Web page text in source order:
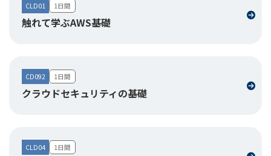
CLD01
触れて学ぶAWS基礎
1日間
CD092
クラウドセキュリティの基礎
1日間
CLD04 1日間